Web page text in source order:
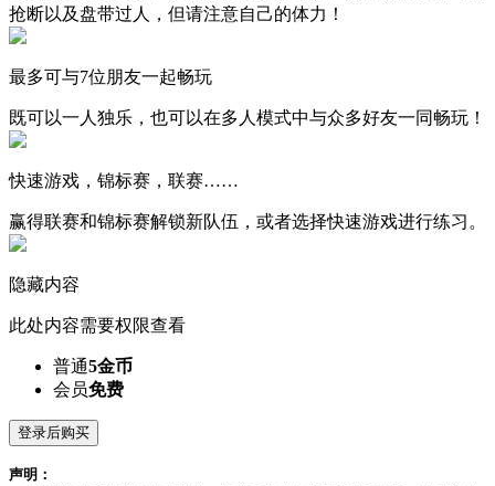
抢断以及盘带过人，但请注意自己的体力！
最多可与7位朋友一起畅玩
既可以一人独乐，也可以在多人模式中与众多好友一同畅玩！
快速游戏，锦标赛，联赛……
赢得联赛和锦标赛解锁新队伍，或者选择快速游戏进行练习。
隐藏内容
此处内容需要权限查看
普通5金币
会员免费
登录后购买
声明：